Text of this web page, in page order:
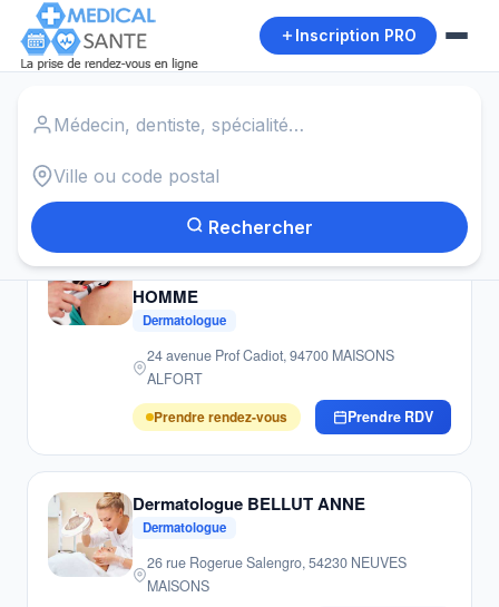
Inscription PRO
Rechercher
Autour de moi
Dermatologue CABINET
DERMATOLOGIE DU DOCTEUR PRUD
HOMME
Dermatologue
24 avenue Prof Cadiot, 94700 MAISONS
ALFORT
Prendre rendez-vous
Prendre RDV
Dermatologue BELLUT ANNE
Dermatologue
26 rue Rogerue Salengro, 54230 NEUVES
MAISONS